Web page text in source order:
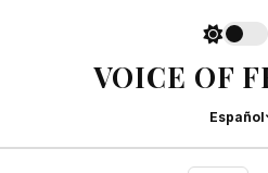
VOICE OF
Español